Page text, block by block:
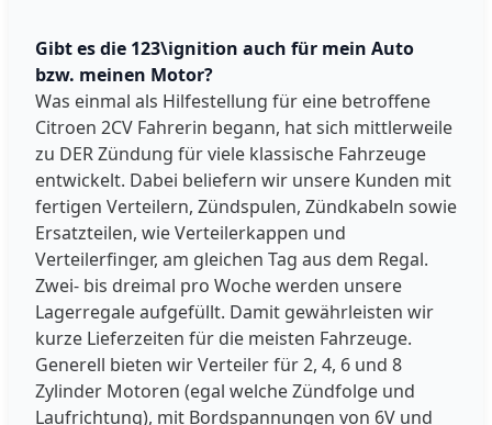
Gibt es die 123\ignition auch für mein Auto
bzw. meinen Motor?
Was einmal als Hilfestellung für eine betroffene
Citroen 2CV Fahrerin begann, hat sich mittlerweile
zu DER Zündung für viele klassische Fahrzeuge
entwickelt. Dabei beliefern wir unsere Kunden mit
fertigen Verteilern, Zündspulen, Zündkabeln sowie
Ersatzteilen, wie Verteilerkappen und
Verteilerfinger, am gleichen Tag aus dem Regal.
Zwei- bis dreimal pro Woche werden unsere
Lagerregale aufgefüllt. Damit gewährleisten wir
kurze Lieferzeiten für die meisten Fahrzeuge.
Generell bieten wir Verteiler für 2, 4, 6 und 8
Zylinder Motoren (egal welche Zündfolge und
Laufrichtung), mit Bordspannungen von 6V und